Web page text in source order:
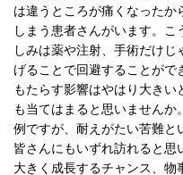
は違うところが痛くなったか
しまう患者さんがいます。
しみは薬や注射、手術だけ
げることで回避することがで
もたらす影響はやはり大きい
も当てはまると思いません
例ですが、耐えがたい苦難と
皆さんにもいずれ訪れると
大きく成長するチャンス、物